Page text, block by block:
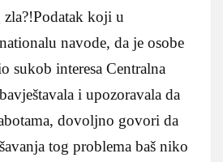
koji u
navode, da je osobe
sukob interesa Centralna
i upozoravala da
dovoljno govori da
tog problema baš niko